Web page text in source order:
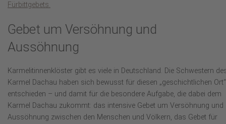
Fürbittgebets.
Gebet um Versöhnung und
Aussöhnung
Karmelitinnenklöster gibt es viele in Deutschland. Die Schwestern
Karmel Dachau haben sich bewusst für diesen „geschichtlichen Ort“
entschieden – und damit für die besondere Aufgabe, die dabei dem
Karmel Dachau zukommt: das intensive Gebet um Versöhnung und
Aussöhnung zwischen den Menschen und Völkern, das Gebet für